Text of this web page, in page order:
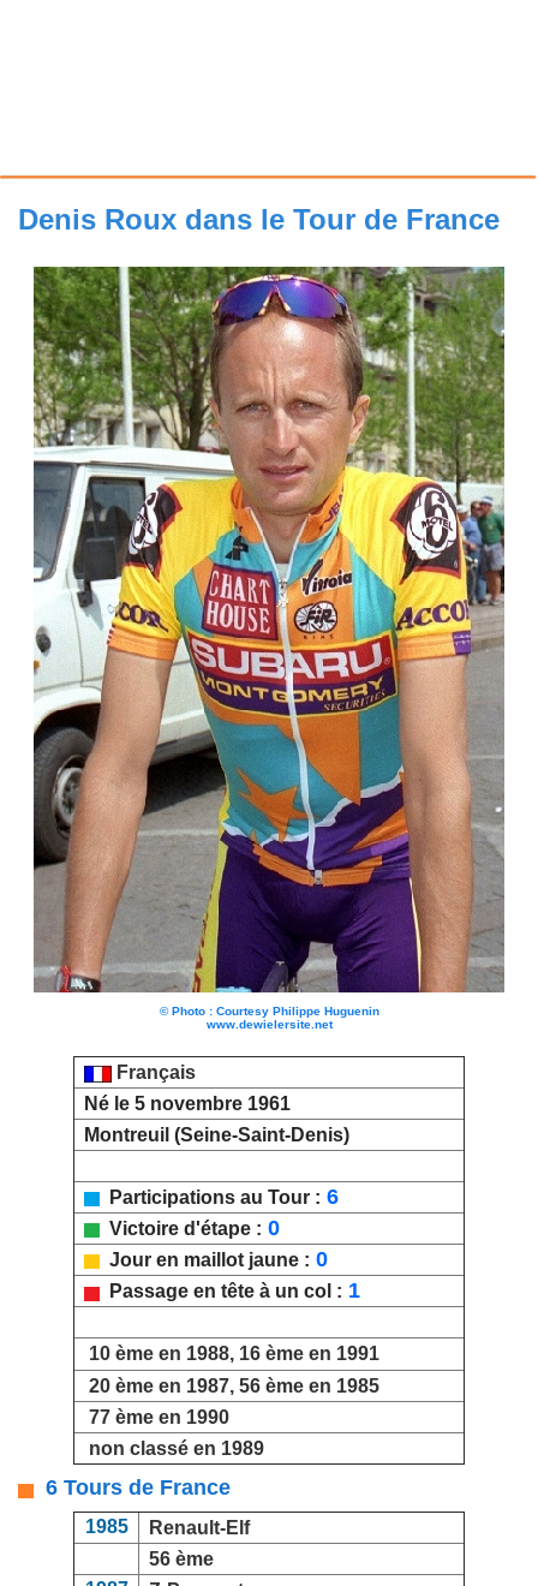
Denis Roux dans le Tour de France
© Photo : Courtesy Philippe Huguenin
www.dewielersite.net
Français
Né le 5 novembre 1961
Montreuil (Seine-Saint-Denis)
Participations au Tour : 6
Victoire d'étape : 0
Jour en maillot jaune : 0
Passage en tête à un col : 1
10 ème en 1988, 16 ème en 1991
20 ème en 1987, 56 ème en 1985
77 ème en 1990
non classé en 1989
6 Tours de France
1985
Renault-Elf
56 ème